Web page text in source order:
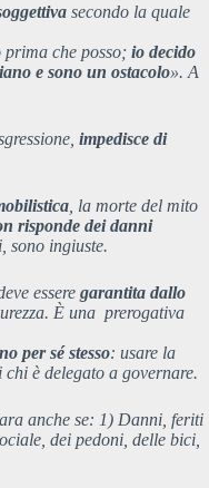
secondo la quale
che posso; io decido
e sono un ostacolo». A
impedisce di
, la morte del mito
risponde dei danni
sono ingiuste.
essere garantita dallo
È una prerogativa
per sé stesso: usare la
è delegato a governare.
anche se: 1) Danni, feriti
dei pedoni, delle bici,